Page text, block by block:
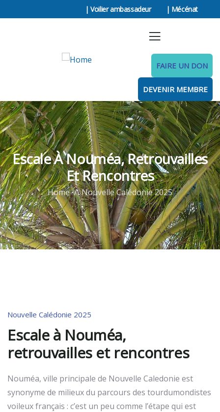
| Voilier ambassadeur | Mécénat
FAIRE UN DON
DEVENIR MEMBRE
Escale À Nouméa, Retrouvailles
Et Rencontres
Home Nouvelle Calédonie 2025
Nouvelle Calédonie 2025
Escale à Nouméa,
retrouvailles et rencontres
Nouméa, ville principale de Nouvelle Caledonie est
synonyme de milieux du parcours des tourdumondistes
voileux français : c’est un peu comme l’étape qui est